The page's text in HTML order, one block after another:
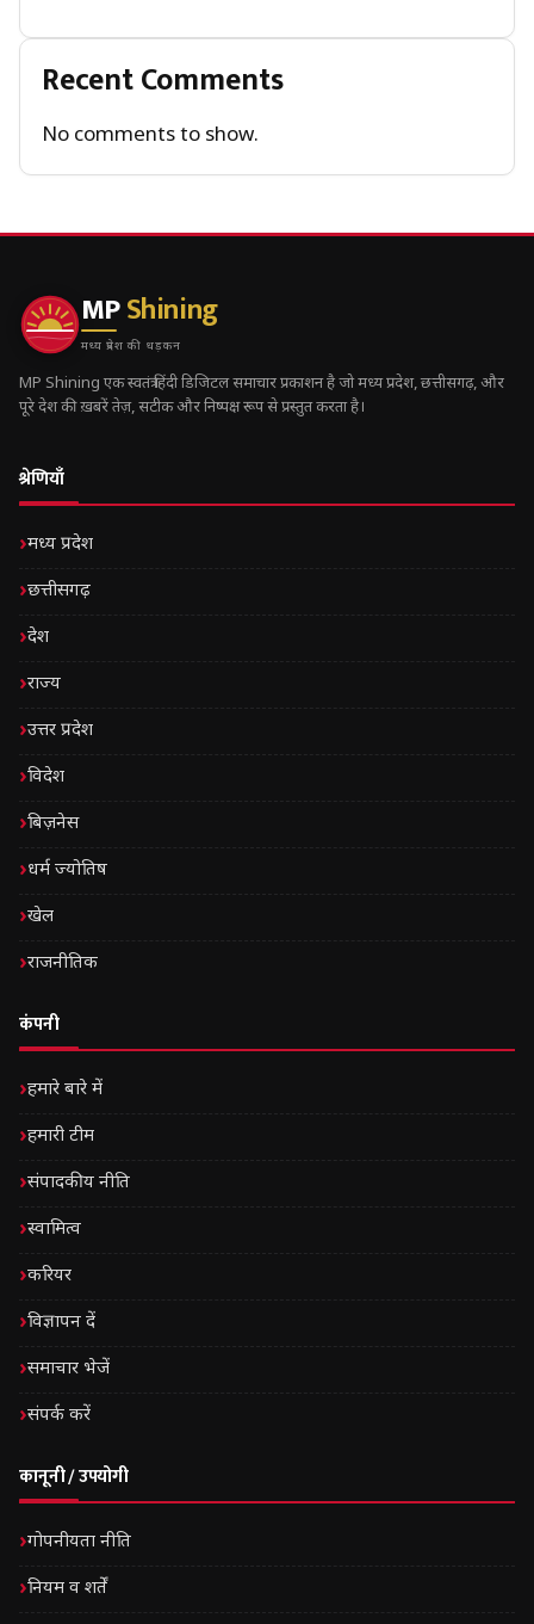
Recent Comments
No comments to show.
MPShining
मध्य प्रदेश की धड़कन
MP Shining एक स्वतंत्र हिंदी डिजिटल समाचार प्रकाशन है जो मध्य प्रदेश, छत्तीसगढ़, और
पूरे देश की ख़बरें तेज़, सटीक और निष्पक्ष रूप से प्रस्तुत करता है।
श्रेणियाँ
मध्य प्रदेश
छत्तीसगढ़
देश
राज्य
उत्तर प्रदेश
विदेश
बिज़नेस
धर्म ज्योतिष
खेल
राजनीतिक
कंपनी
हमारे बारे में
हमारी टीम
संपादकीय नीति
स्वामित्व
करियर
विज्ञापन दें
समाचार भेजें
संपर्क करें
कानूनी / उपयोगी
गोपनीयता नीति
नियम व शर्तें